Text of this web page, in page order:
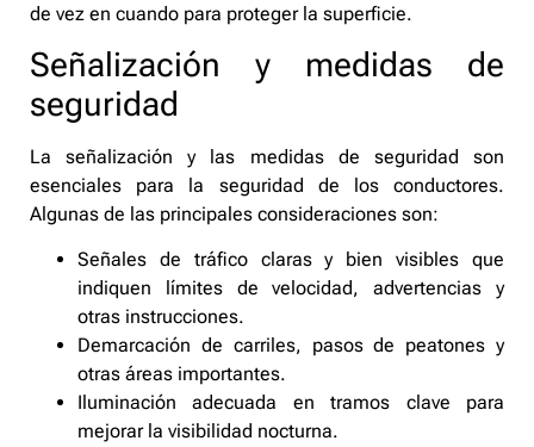
de vez en cuando para proteger la superficie.
Señalización y medidas de
seguridad
La señalización y las medidas de seguridad son
esenciales para la seguridad de los conductores.
Algunas de las principales consideraciones son:
Señales de tráfico claras y bien visibles que
indiquen límites de velocidad, advertencias y
otras instrucciones.
Demarcación de carriles, pasos de peatones y
otras áreas importantes.
Iluminación adecuada en tramos clave para
mejorar la visibilidad nocturna.